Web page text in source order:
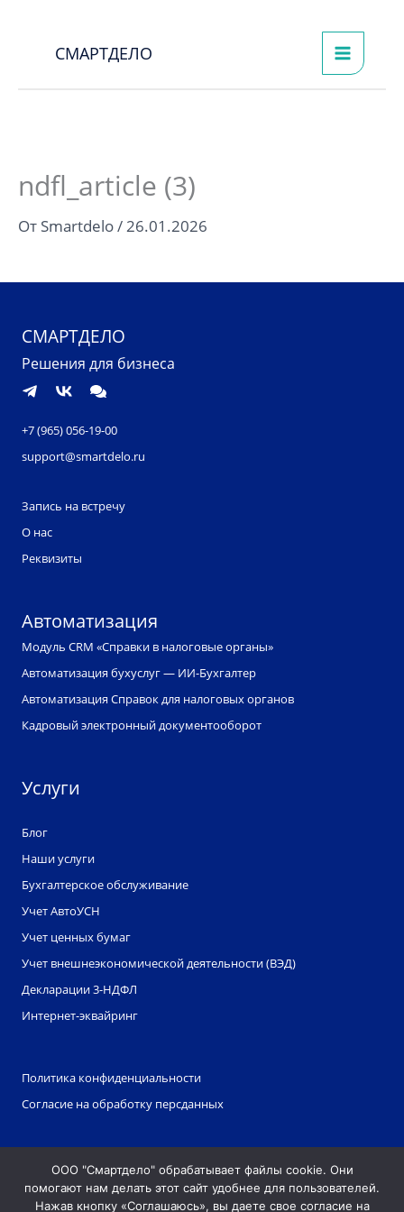
содержимому
СМАРТДЕЛО
ndfl_article (3)
От Smartdelo/26.01.2026
СМАРТДЕЛО
Решения для бизнеса
+7 (965) 056-19-00
support@smartdelo.ru
Запись на встречу
О нас
Реквизиты
Автоматизация
Модуль CRM «Справки в налоговые органы»
Автоматизация бухуслуг — ИИ-Бухгалтер
Автоматизация Справок для налоговых органов
Кадровый электронный документооборот
Услуги
Блог
Наши услуги
Бухгалтерское обслуживание
Учет АвтоУСН
Учет ценных бумаг
Учет внешнеэкономической деятельности (ВЭД)
Декларации 3-НДФЛ
Интернет-эквайринг
Политика конфиденциальности
Согласие на обработку персданных
Партнерская программа
Партнеры
ООО "Смартдело" обрабатывает файлы cookie. Они
помогают нам делать этот сайт удобнее для пользователей.
Нажав кнопку «Соглашаюсь», вы даете свое согласие на